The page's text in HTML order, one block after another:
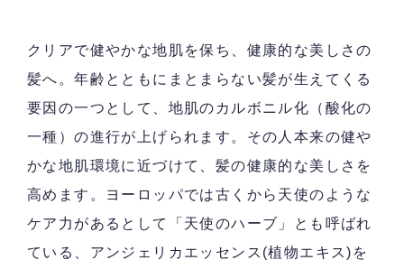
クリアで健やかな地肌を保ち、健康的な美しさの
髪へ。年齢とともにまとまらない髪が生えてくる
要因の一つとして、地肌のカルボニル化（酸化の
一種）の進行が上げられます。その人本来の健や
かな地肌環境に近づけて、髪の健康的な美しさを
高めます。ヨーロッパでは古くから天使のような
ケア力があるとして「天使のハーブ」とも呼ばれ
ている、アンジェリカエッセンス(植物エキス)を